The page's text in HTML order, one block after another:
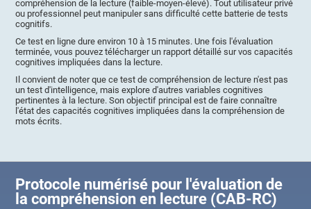
compréhension de la lecture (faible-moyen-élevé). Tout utilisateur privé
ou professionnel peut manipuler sans difficulté cette batterie de tests
cognitifs.
Ce test en ligne dure environ 10 à 15 minutes. Une fois l'évaluation
terminée, vous pouvez télécharger un rapport détaillé sur vos capacités
cognitives impliquées dans la lecture.
Il convient de noter que ce test de compréhension de lecture n'est pas
un test d'intelligence, mais explore d'autres variables cognitives
pertinentes à la lecture. Son objectif principal est de faire connaître
l'état des capacités cognitives impliquées dans la compréhension de
mots écrits.
Protocole numérisé pour l'évaluation de
la compréhension en lecture (CAB-RC)